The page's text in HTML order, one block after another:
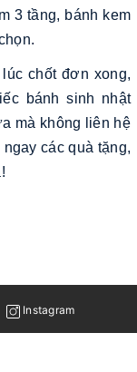
3 tầng, bánh kem
chốt đơn xong,
bánh sinh nhật
mà không liên hệ
các quà tặng,
Instagram